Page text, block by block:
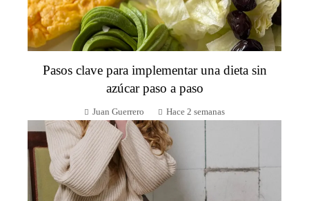
Pasos clave para implementar una dieta sin
azúcar paso a paso
Juan Guerrero Hace 2 semanas